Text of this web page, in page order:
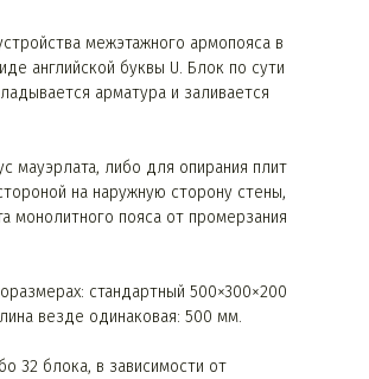
межэтажного армопояса в
английской буквы U. Блок по сути
арматура и заливается
мауэрлата, либо для опирания плит
на наружную сторону стены,
монолитного пояса от промерзания
стандартный 500×300×200
везде одинаковая: 500 мм.
32 блока, в зависимости от